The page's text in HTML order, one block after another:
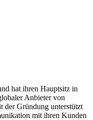
hat ihren Hauptsitz in
Anbieter von
der Gründung unterstützt
mit ihren Kunden